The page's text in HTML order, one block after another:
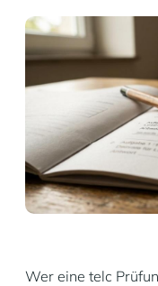
Wer eine telc